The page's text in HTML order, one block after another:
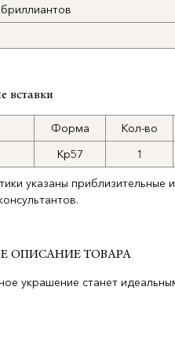
вставки
Форма Кол-во
Кр57 1
указаны
ОПИСАНИЕ ТОВАРА
украшение станет